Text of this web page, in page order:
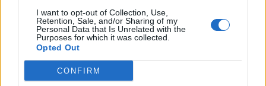
I want to opt-out of Collection, Use,
Retention, Sale, and/or Sharing of my
Personal Data that Is Unrelated with the
Purposes for which it was collected.
Opted Out
CONFIRM
dohled na silnicích